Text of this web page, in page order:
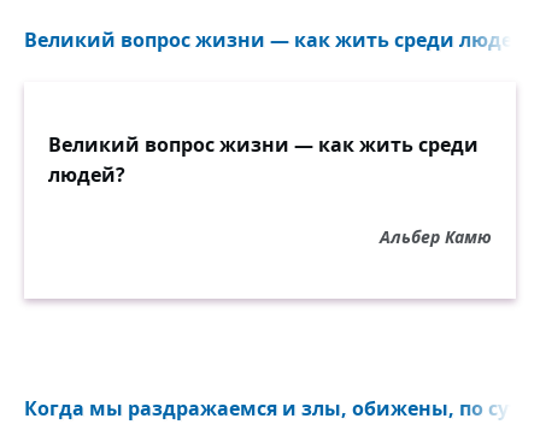
Великий вопрос жизни — как жить среди
Великий вопрос жизни — как жить среди
людей?
Альбер Камю
Когда мы раздражаемся и злы, обижены, по